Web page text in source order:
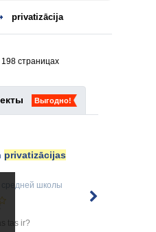
privatizācija
страницах
Выгодно!
privatizācijas
средней школы
tas ir?